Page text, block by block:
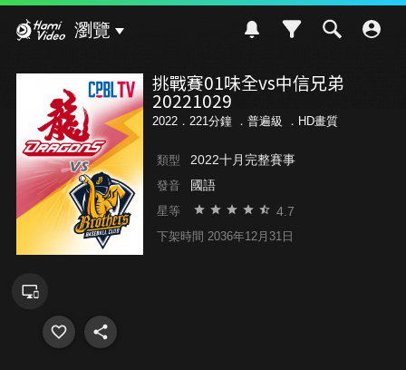
瀏覽
挑戰賽01味全vs中信兄弟
20221029
2022．221分鐘 ． 普遍級 ．HD畫質
類型 2022十月完整賽事
發音 國語
星等 4.7
下架時間 2036年12月31日